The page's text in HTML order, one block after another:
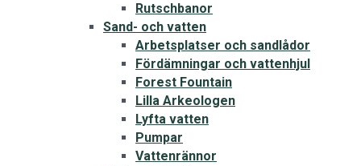
Rutschbanor
Sand- och vatten
Arbetsplatser och sandlådor
Fördämningar och vattenhjul
Forest Fountain
Lilla Arkeologen
Lyfta vatten
Pumpar
Vattenrännor